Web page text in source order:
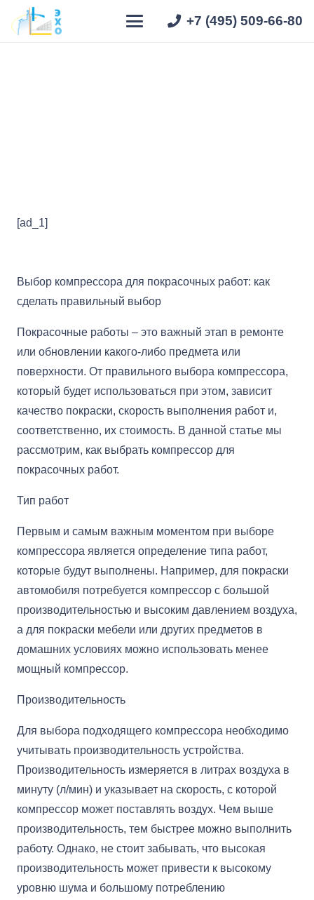
+7 (495) 509-66-80
[ad_1]
Выбор компрессора для покрасочных работ: как
сделать правильный выбор
Покрасочные работы – это важный этап в ремонте
или обновлении какого-либо предмета или
поверхности. От правильного выбора компрессора,
который будет использоваться при этом, зависит
качество покраски, скорость выполнения работ и,
соответственно, их стоимость. В данной статье мы
рассмотрим, как выбрать компрессор для
покрасочных работ.
Тип работ
Первым и самым важным моментом при выборе
компрессора является определение типа работ,
которые будут выполнены. Например, для покраски
автомобиля потребуется компрессор с большой
производительностью и высоким давлением воздуха,
а для покраски мебели или других предметов в
домашних условиях можно использовать менее
мощный компрессор.
Производительность
Для выбора подходящего компрессора необходимо
учитывать производительность устройства.
Производительность измеряется в литрах воздуха в
минуту (л/мин) и указывает на скорость, с которой
компрессор может поставлять воздух. Чем выше
производительность, тем быстрее можно выполнить
работу. Однако, не стоит забывать, что высокая
производительность может привести к высокому
уровню шума и большому потреблению